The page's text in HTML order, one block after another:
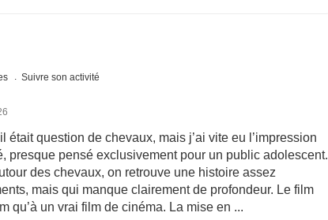
Suivre son activité
était question de chevaux, mais j’ai vite eu l’impression
presque pensé exclusivement pour un public adolescent.
des chevaux, on retrouve une histoire assez
mais qui manque clairement de profondeur. Le film
qu’à un vrai film de cinéma. La mise en ...